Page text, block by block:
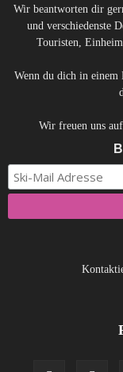
Wir beantworten dir
und verschiedenste
Touristen,
Wenn du dich in einem
Wir freuen uns